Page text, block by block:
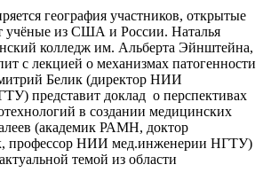
география участников, открытые
учёные из США и России. Наталья
колледж им. Альберта Эйнштейна,
с лекцией о механизмах патогенности
Белик (директор НИИ
представит доклад о перспективах
в создании медицинских
(академик РАМН, доктор
профессор НИИ мед.инженерии НГТУ)
темой из области